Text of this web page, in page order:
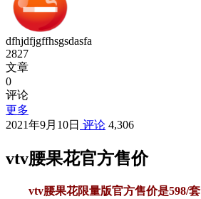
dfhjdfjgffhsgsdasfa
2827
文章
0
评论
更多
2021年9月10日 评论 4,306
vtv腰果花官方售价
vtv腰果花限量版官方售价是598/套